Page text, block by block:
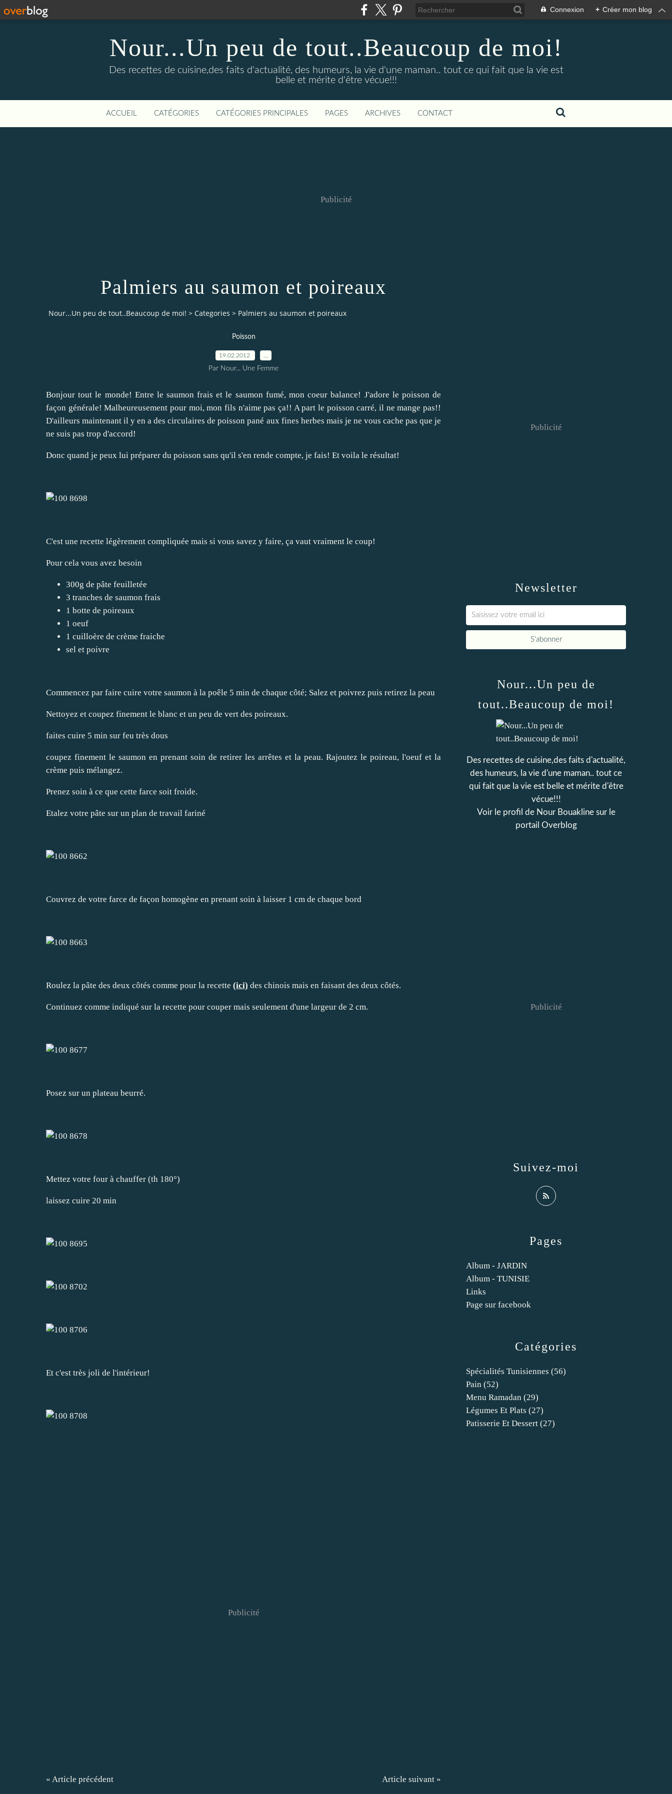
Connexion + Créer mon blog
Nour...Un peu de tout..Beaucoup de moi!
Des recettes de cuisine,des faits d'actualité, des humeurs, la vie d'une maman.. tout ce qui fait que la vie est
belle et mérite d'être vécue!!!
ACCUEIL CATÉGORIES CATÉGORIES PRINCIPALES PAGES ARCHIVES CONTACT
Publicité
Palmiers au saumon et poireaux
Nour...Un peu de tout..Beaucoup de moi! > Categories > Palmiers au saumon et poireaux
Poisson
19.02.2012
Par Nour... Une Femme
Bonjour tout le monde! Entre le saumon frais et le saumon fumé, mon coeur balance! J'adore le poisson de
façon générale! Malheureusement pour moi, mon fils n'aime pas ça!! A part le poisson carré, il ne mange pas!!
D'ailleurs maintenant il y en a des circulaires de poisson pané aux fines herbes mais je ne vous cache pas que je
ne suis pas trop d'accord!
Donc quand je peux lui préparer du poisson sans qu'il s'en rende compte, je fais! Et voila le résultat!
C'est une recette légèrement compliquée mais si vous savez y faire, ça vaut vraiment le coup!
Pour cela vous avez besoin
300g de pâte feuilletée
3 tranches de saumon frais
1 botte de poireaux
1 oeuf
1 cuilloère de crème fraiche
sel et poivre
Commencez par faire cuire votre saumon à la poêle 5 min de chaque côté; Salez et poivrez puis retirez la peau
Nettoyez et coupez finement le blanc et un peu de vert des poireaux.
faites cuire 5 min sur feu très dous
coupez finement le saumon en prenant soin de retirer les arrêtes et la peau. Rajoutez le poireau, l'oeuf et la
crème puis mélangez.
Prenez soin à ce que cette farce soit froide.
Etalez votre pâte sur un plan de travail fariné
Couvrez de votre farce de façon homogène en prenant soin à laisser 1 cm de chaque bord
Roulez la pâte des deux côtés comme pour la recette (ici) des chinois mais en faisant des deux côtés.
Continuez comme indiqué sur la recette pour couper mais seulement d'une largeur de 2 cm.
Posez sur un plateau beurré.
Mettez votre four à chauffer (th 180°)
laissez cuire 20 min
Et c'est très joli de l'intérieur!
Publicité
« Article précédent Article suivant »
Newsletter
Publicité
Catégories
Spécialités Tunisiennes (56)
Pain (52)
Menu Ramadan (29)
Légumes Et Plats (27)
Patisserie Et Dessert (27)
Pages
Album - JARDIN
Album - TUNISIE
Links
Page sur facebook
Nour...Un peu de
tout..Beaucoup de moi!
Des recettes de cuisine,des faits d'actualité,
des humeurs, la vie d'une maman.. tout ce
qui fait que la vie est belle et mérite d'être
vécue!!!
Voir le profil de Nour Bouakline sur le
portail Overblog
Suivez-moi
Publicité